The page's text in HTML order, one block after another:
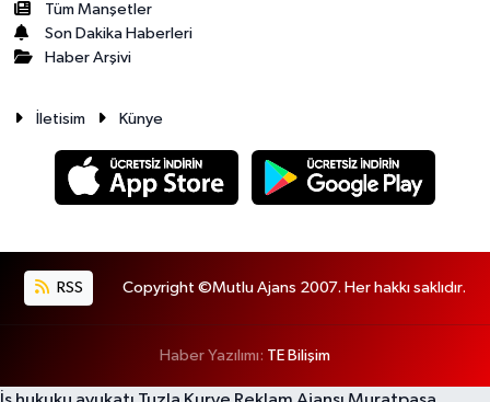
Tüm Manşetler
Son Dakika Haberleri
Haber Arşivi
İletisim Künye
RSS Copyright ©Mutlu Ajans 2007. Her hakkı saklıdır.
Haber Yazılımı: TE Bilişim